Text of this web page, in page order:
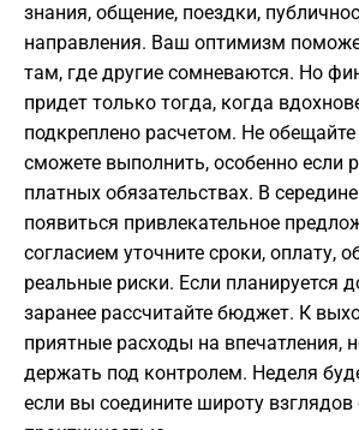
знания, общение, поездки,
направления. Ваш оптимизм
там, где другие сомневаются. Но
придет только тогда, когда
подкреплено расчетом. Не
сможете выполнить, особенно если
платных обязательствах. В
появиться привлекательное
согласием уточните сроки, оплату,
реальные риски. Если планируется
заранее рассчитайте бюджет. К
приятные расходы на впечатления,
держать под контролем. Неделя
если вы соедините широту взглядов